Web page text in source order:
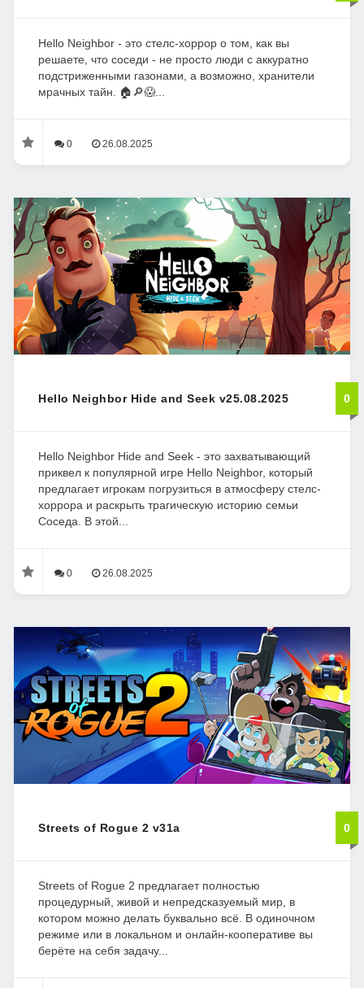
Hello Neighbor - это стелс-хоррор о том, как вы
решаете, что соседи - не просто люди с аккуратно
подстриженными газонами, а возможно, хранители
мрачных тайн. 🏠🔎😱...
0 26.08.2025
Hello Neighbor Hide and Seek v25.08.2025 0
Hello Neighbor Hide and Seek - это захватывающий
приквел к популярной игре Hello Neighbor, который
предлагает игрокам погрузиться в атмосферу стелс-
хоррора и раскрыть трагическую историю семьи
Соседа. В этой...
0 26.08.2025
Streets of Rogue 2 v31a 0
Streets of Rogue 2 предлагает полностью
процедурный, живой и непредсказуемый мир, в
котором можно делать буквально всё. В одиночном
режиме или в локальном и онлайн-кооперативе вы
берёте на себя задачу...